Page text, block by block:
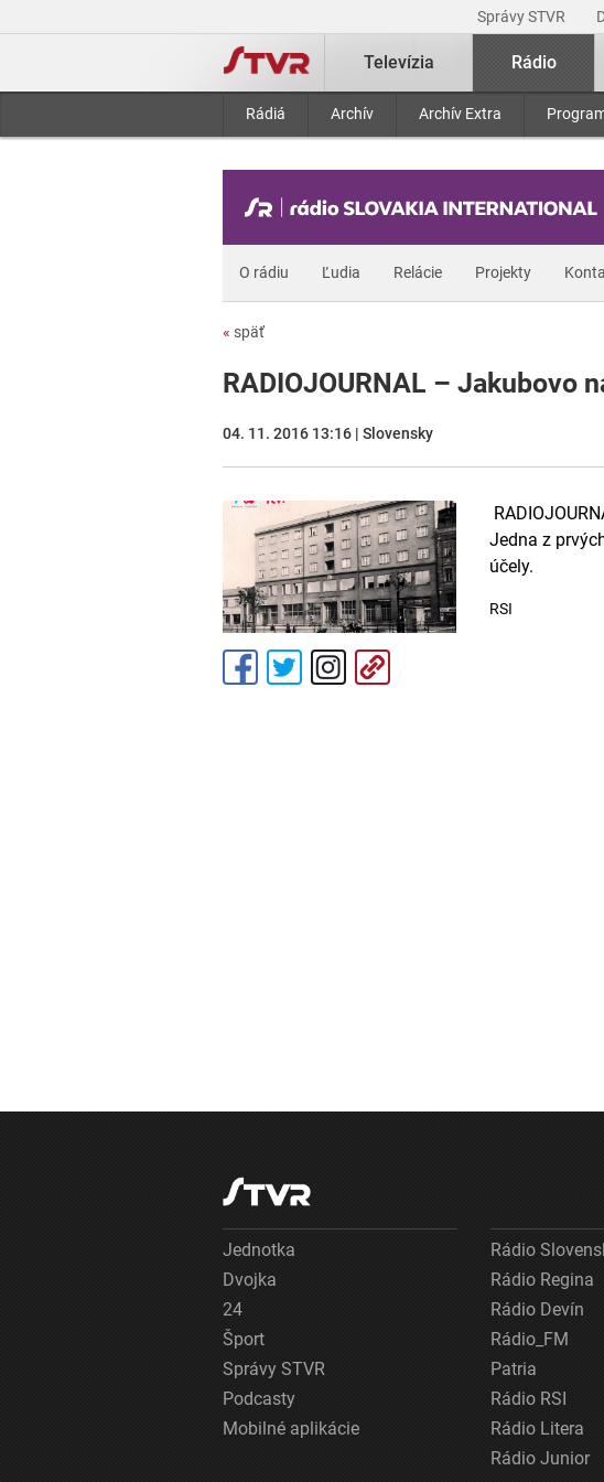
Správy STVR
Televízia Rádio
Rádiá Archív Archív Extra
O rádiu Ľudia Relácie Projekty
« späť
RADIOJOURNAL – Jakubovo
04. 11. 2016 13:16 | Slovensky
Jedna z
účely.
RSI
Jednotka
Dvojka
24
Šport
Správy STVR
Podcasty
Mobilné aplikácie
Rádio
Rádio Regina
Rádio Devín
Rádio_FM
Patria
Rádio RSI
Rádio Litera
Rádio Junior